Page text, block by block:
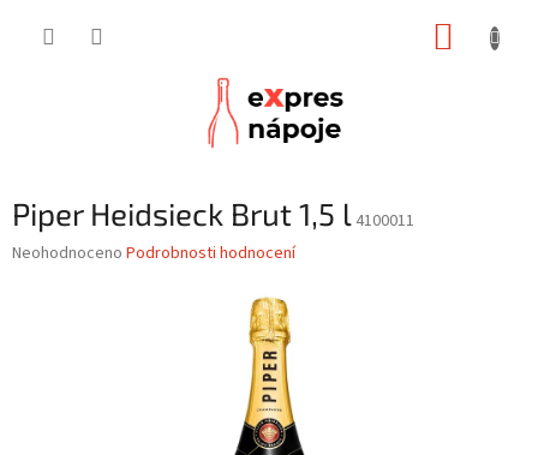
Piper Heidsieck Brut 1,5 l 4100011
Průměrné
Neohodnoceno Podrobnosti hodnocení